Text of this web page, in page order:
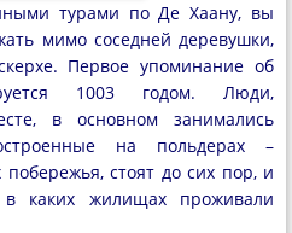
турами по Де Хаану, вы
мимо соседней деревушки,
Первое упоминание об
1003 годом. Люди,
в основном занимались
на польдерах –
стоят до сих пор, и
каких жилищах проживали